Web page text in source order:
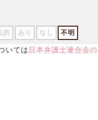
的 あり なし 不明
いては 日本弁護士連合会